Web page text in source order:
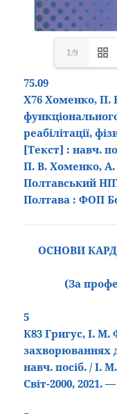
1/9
75.09
Х76 Хоменко, П.
реабілітації,
[Текст] : навч.
П. В. Хоменко,
Полтавський
Полтава : ФОП
ОСНОВИ
(За
5
К83 Григус, І. М.
захворюваннях
навч. посіб. / І.
Світ-2000, 2021.